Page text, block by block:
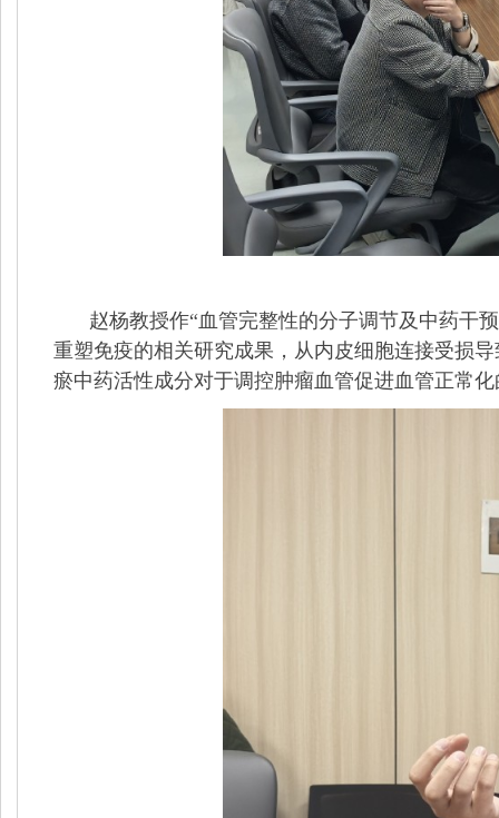
赵杨教授作“血管完整性的分子调节及中药干
重塑免疫的相关研究成果，从内皮细胞连接受损
瘀中药活性成分对于调控肿瘤血管促进血管正常